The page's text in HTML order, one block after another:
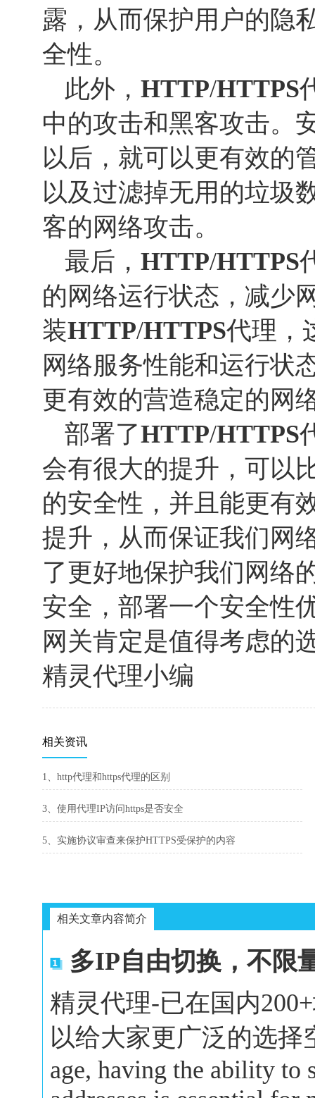
露，从而保护用户的隐
全性。
此外， HTTP/HTTPS
中的攻击和黑客攻击。
以后，就可以更有效的
以及过滤掉无用的垃圾
客的网络攻击。
最后， HTTP/HTTPS
的网络运行状态，减少
装HTTP/HTTPS代理，
网络服务性能和运行状
更有效的营造稳定的网
部署了HTTP/HTTPS
会有很大的提升，可以
的安全性，并且能更有
提升，从而保证我们网
了更好地保护我们网络
安全，部署一个安全性
网关肯定是值得考虑的
精灵代理小编
相关资讯
1、http代理和https代理的区别
3、使用代理IP访问https是否安全
5、实施协议审查来保护HTTPS受保护的内容
相关文章内容简介
多IP自由切换，不限
精灵代理-已在国内
以给大家更广泛的选择
age, having the ability to